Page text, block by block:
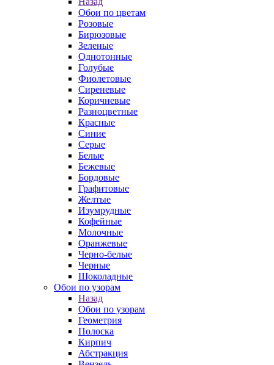
Обои по цветам
Розовые
Бирюзовые
Зеленые
Однотонные
Голубые
Фиолетовые
Сиреневые
Коричневые
Разноцветные
Красные
Синие
Серые
Белые
Бежевые
Бордовые
Графитовые
Желтые
Изумрудные
Кофейные
Молочные
Оранжевые
Черно-белые
Черные
Шоколадные
Обои по узорам
Назад
Обои по узорам
Геометрия
Полоска
Кирпич
Абстракция